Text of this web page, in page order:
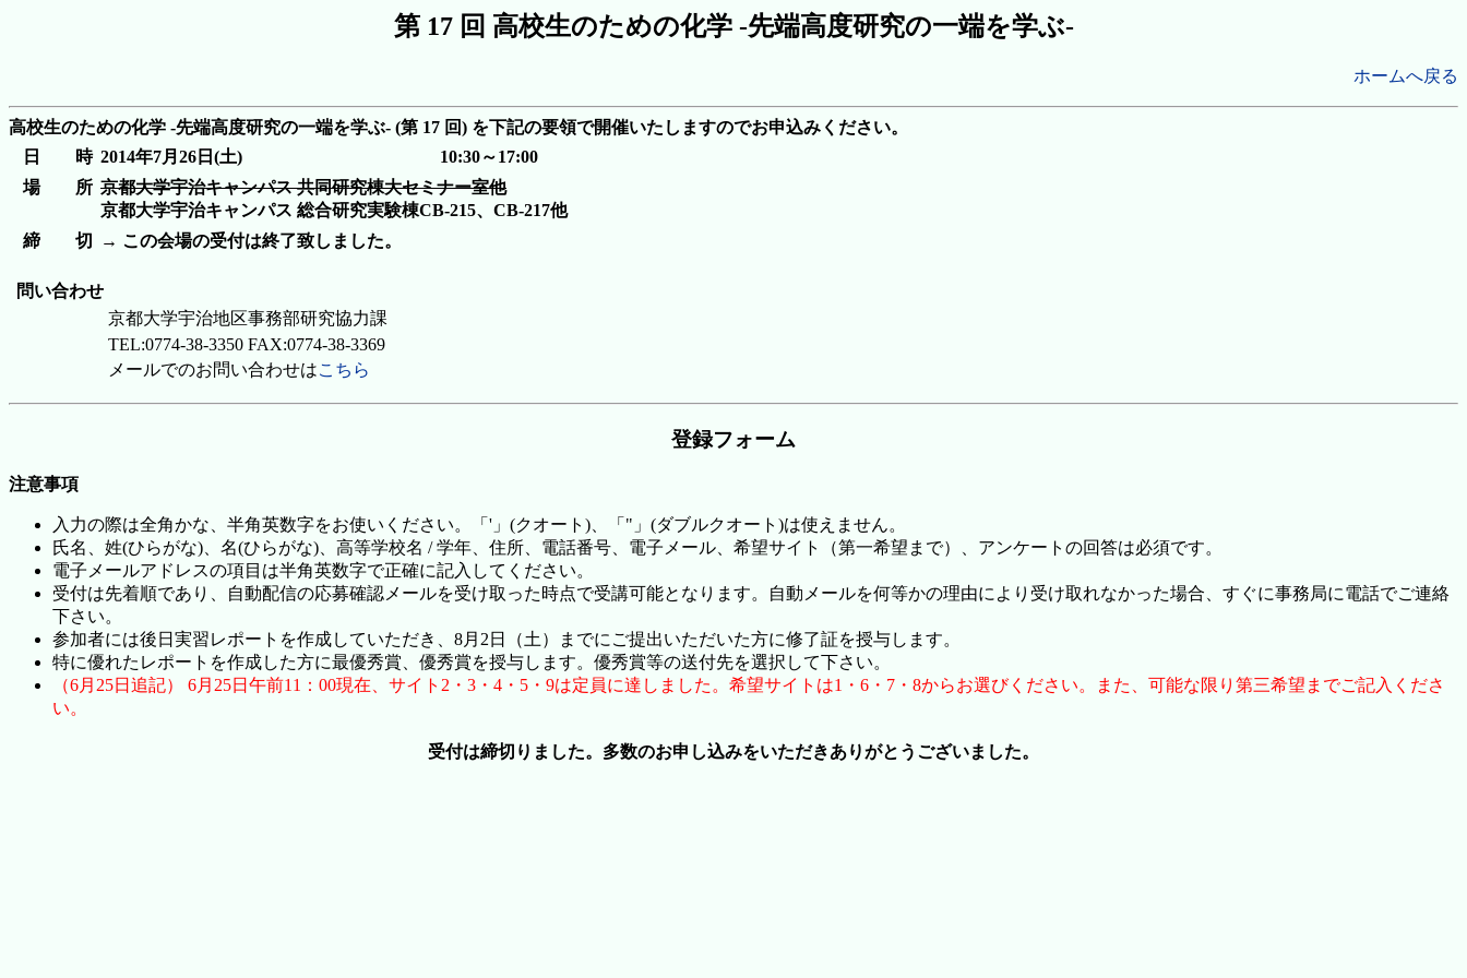
第 17 回 高校生のための化学 -先端高度研究の一端を学ぶ-
ホームへ戻る
高校生のための化学 -先端高度研究の一端を学ぶ- (第 17 回) を下記の要領で開催いたしますのでお申込みください。
日 時 2014年7月26日(土)
10:30～17:00
場 所 京都大学宇治キャンパス 共同研究棟大セミナー室他
京都大学宇治キャンパス 総合研究実験棟CB-215、CB-217他
締 切
→ この会場の受付は終了致しました。
問い合わせ
京都大学宇治地区事務部研究協力課
TEL:0774-38-3350 FAX:0774-38-3369
メールでのお問い合わせはこちら
登録フォーム
注意事項
入力の際は全角かな、半角英数字をお使いください。「'」(クオート)、「"」(ダブルクオート)は使えません。
氏名、姓(ひらがな)、名(ひらがな)、高等学校名 / 学年、住所、電話番号、電子メール、希望サイト（第一希望まで）、アンケートの回答は必須です。
電子メールアドレスの項目は半角英数字で正確に記入してください。
受付は先着順であり、自動配信の応募確認メールを受け取った時点で受講可能となります。自動メールを何等かの理由により受け取れなかった場合、すぐに事務局に電話でご連絡
下さい。
参加者には後日実習レポートを作成していただき、8月2日（土）までにご提出いただいた方に修了証を授与します。
特に優れたレポートを作成した方に最優秀賞、優秀賞を授与します。優秀賞等の送付先を選択して下さい。
（6月25日追記） 6月25日午前11：00現在、サイト2・3・4・5・9は定員に達しました。希望サイトは1・6・7・8からお選びください。また、可能な限り第三希望までご記入くださ
い。
受付は締切りました。多数のお申し込みをいただきありがとうございました。